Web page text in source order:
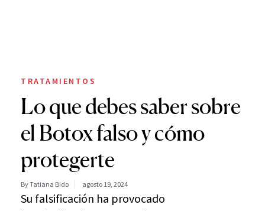
TRATAMIENTOS
Lo que debes saber sobre
el Botox falso y cómo
protegerte
By Tatiana Bido agosto 19, 2024
Su falsificación ha provocado